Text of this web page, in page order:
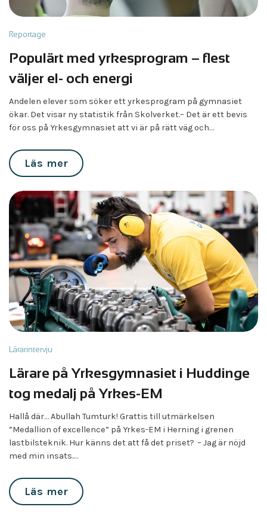
Reportage
Populärt med yrkesprogram – flest
väljer el- och energi
Andelen elever som söker ett yrkesprogram på gymnasiet
ökar. Det visar ny statistik från Skolverket.– Det är ett bevis
för oss på Yrkesgymnasiet att vi är på rätt väg och…
Läs mer
Lärarintervju
Lärare på Yrkesgymnasiet i Huddinge
tog medalj på Yrkes-EM
Hallå där… Abullah Tumturk! Grattis till utmärkelsen
”Medallion of excellence” på Yrkes-EM i Herning i grenen
lastbilsteknik. Hur känns det att få det priset? – Jag är nöjd
med min insats.…
Läs mer